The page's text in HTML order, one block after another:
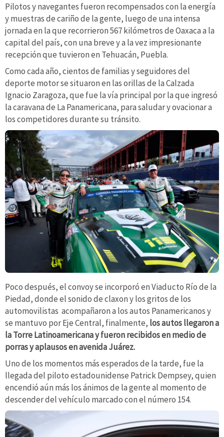
Pilotos y navegantes fueron recompensados con la energía
y muestras de cariño de la gente, luego de una intensa
jornada en la que recorrieron 567 kilómetros de Oaxaca a la
capital del país, con una breve y a la vez impresionante
recepción que tuvieron en Tehuacán, Puebla.
Como cada año, cientos de familias y seguidores del
deporte motor se situaron en las orillas de la Calzada
Ignacio Zaragoza, que fue la vía principal por la que ingresó
la caravana de La Panamericana, para saludar y ovacionar a
los competidores durante su tránsito.
Poco después, el convoy se incorporó en Viaducto Río de la
Piedad, donde el sonido de claxon y los gritos de los
automovilistas acompañaron a los autos Panamericanos y
se mantuvo por Eje Central, finalmente, los autos llegaron a
la Torre Latinoamericana y fueron recibidos en medio de
porras y aplausos en avenida Juárez.
Uno de los momentos más esperados de la tarde, fue la
llegada del piloto estadounidense Patrick Dempsey, quien
encendió aún más los ánimos de la gente al momento de
descender del vehículo marcado con el número 154.